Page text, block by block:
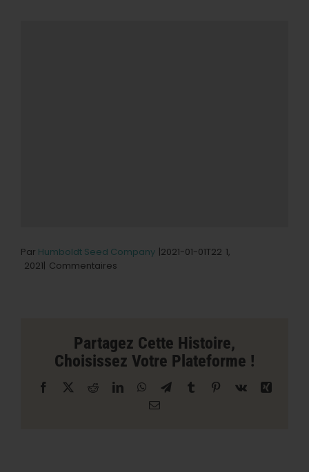
Par Humboldt Seed Company |2021-01-01T22 1,
2021| Commentaires
Crescent
City
Partagez Cette Histoire,
Choisissez Votre Plateforme !
Facebook RedditLinkedInWhatsAppTélégramme
Tumblr Pinterest
Vk
Xing
Courriel